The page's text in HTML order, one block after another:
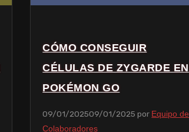
CÓMO CONSEGUIR
CÉLULAS DE ZYGARDE EN
POKÉMON GO
09/01/202509/01/2025 por Equipo de
Colaboradores